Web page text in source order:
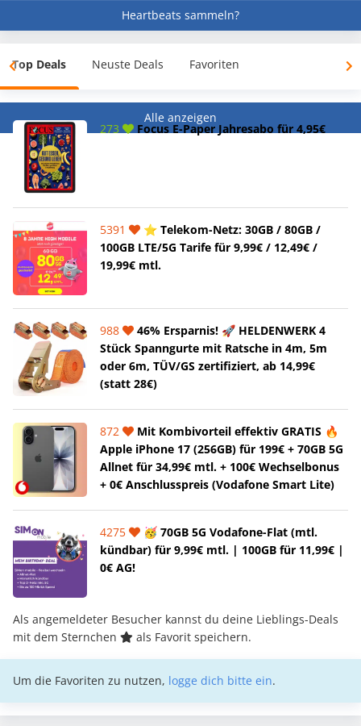
Heartbeats sammeln?
Top Deals Neuste Deals Favoriten
Alle anzeigen
273 Focus E-Paper Jahresabo für 4,95€
5391
⭐️ Telekom-Netz: 30GB / 80GB /
100GB LTE/5G Tarife für 9,99€ / 12,49€ /
19,99€ mtl.
988
46% Ersparnis! 🚀 HELDENWERK 4
Stück Spanngurte mit Ratsche in 4m, 5m
oder 6m, TÜV/GS zertifiziert, ab 14,99€
(statt 28€)
872
Mit Kombivorteil effektiv GRATIS 🔥
Apple iPhone 17 (256GB) für 199€ + 70GB 5G
Allnet für 34,99€ mtl. + 100€ Wechselbonus
+ 0€ Anschlusspreis (Vodafone Smart Lite)
4275
🥳 70GB 5G Vodafone-Flat (mtl.
kündbar) für 9,99€ mtl. | 100GB für 11,99€ |
0€ AG!
Als angemeldeter Besucher kannst du deine Lieblings-Deals
mit dem Sternchen
als Favorit speichern.
Um die Favoriten zu nutzen, logge dich bitte ein.